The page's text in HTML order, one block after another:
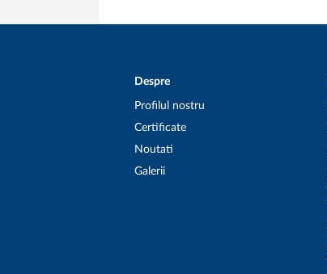
Despre
Profilul nostru
Certificate
Noutati
Galerii